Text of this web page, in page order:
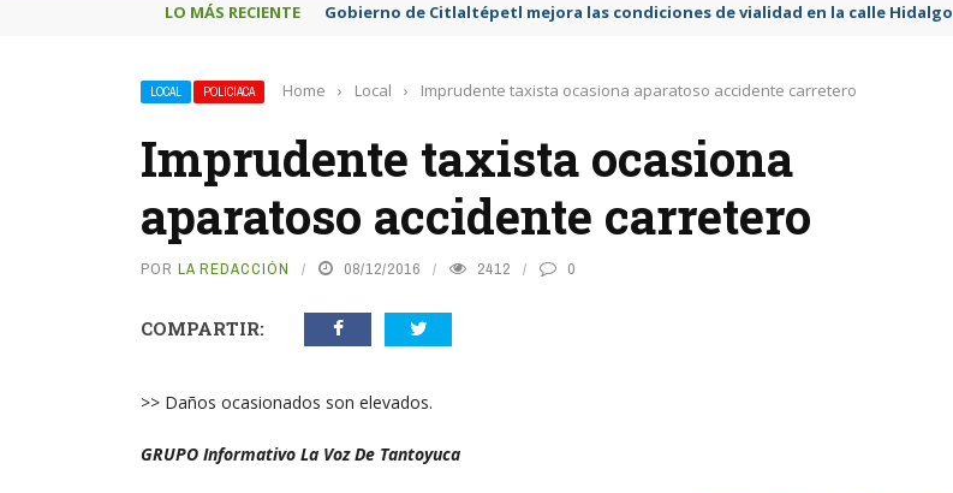
LO MÁS RECIENTE Gobierno de Citlaltépetl mejora las condiciones de vialidad en la calle Hidalgo
LOCAL POLICIACA Home › Local › Imprudente taxista ocasiona aparatoso accidente carretero
Imprudente taxista ocasiona
aparatoso accidente carretero
POR LA REDACCIÓN 08/12/2016 2412 0
COMPARTIR:
>> Daños ocasionados son elevados.
GRUPO Informativo La Voz De Tantoyuca